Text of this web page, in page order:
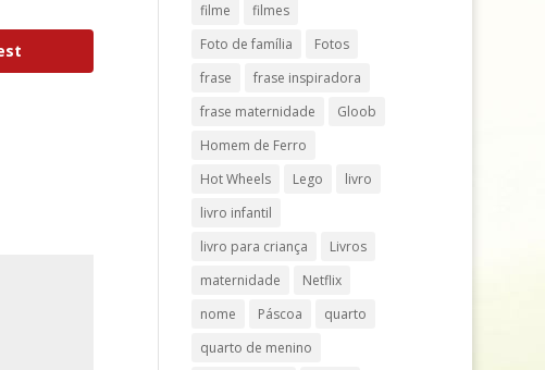
filme
filmes
Foto de família
Fotos
frase
frase inspiradora
frase maternidade
Gloob
Homem de Ferro
Hot Wheels
Lego
livro
livro infantil
livro para criança
Livros
maternidade
Netflix
nome
Páscoa
quarto
quarto de menino